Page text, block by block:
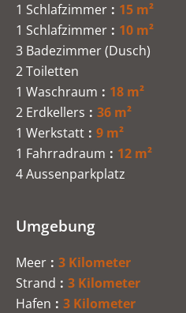
1 Schlafzimmer
15 m²
1 Schlafzimmer
10 m²
3 Badezimmer (Dusch)
2 Toiletten
1 Waschraum
18 m²
2 Erdkellers
36 m²
1 Werkstatt
9 m²
1 Fahrradraum
12 m²
4 Aussenparkplatz
Umgebung
Meer
3 Kilometer
Strand
3 Kilometer
Hafen
3 Kilometer